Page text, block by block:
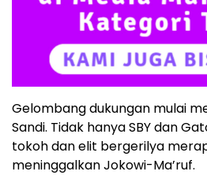
Gelombang dukungan mulai
Sandi. Tidak hanya SBY dan
tokoh dan elit bergerilya
meninggalkan Jokowi-Ma’ruf.